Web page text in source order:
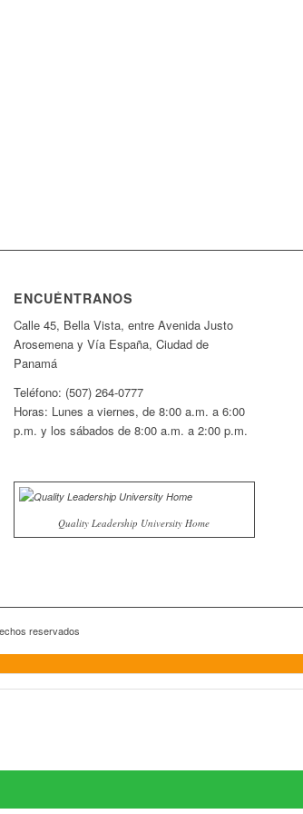
ENCUÉNTRANOS
Calle 45, Bella Vista, entre Avenida Justo
Arosemena y Vía España, Ciudad de
Panamá
Teléfono: (507) 264-0777
Horas: Lunes a viernes, de 8:00 a.m. a 6:00
p.m. y los sábados de 8:00 a.m. a 2:00 p.m.
Quality Leadership University Home
reservados